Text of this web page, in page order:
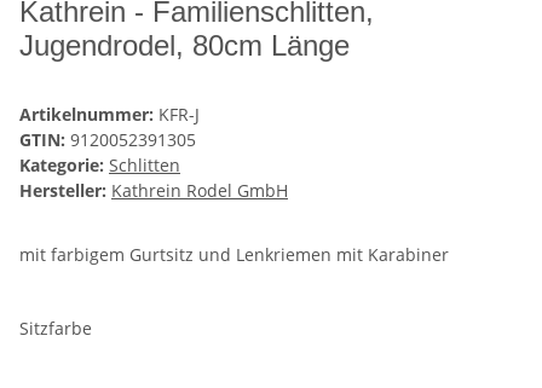
Kathrein - Familienschlitten,
Jugendrodel, 80cm Länge
Artikelnummer: KFR-J
GTIN: 9120052391305
Kategorie: Schlitten
Hersteller: Kathrein Rodel GmbH
mit farbigem Gurtsitz und Lenkriemen mit Karabiner
Sitzfarbe